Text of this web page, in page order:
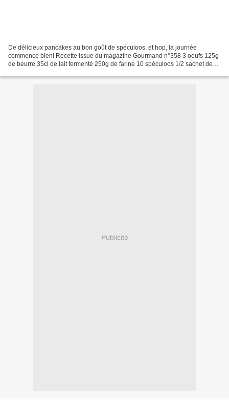
De délicieux pancakes au bon goût de spéculoos, et hop, la journée
commence bien! Recette issue du magazine Gourmand n°358 3 oeufs 125g
de beurre 35cl de lait fermenté 250g de farine 10 spéculoos 1/2 sachet de
Publicité